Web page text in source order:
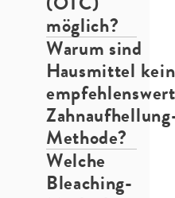
möglich?
Warum sind
Hausmittel
Methode?
Welche
Bleaching-